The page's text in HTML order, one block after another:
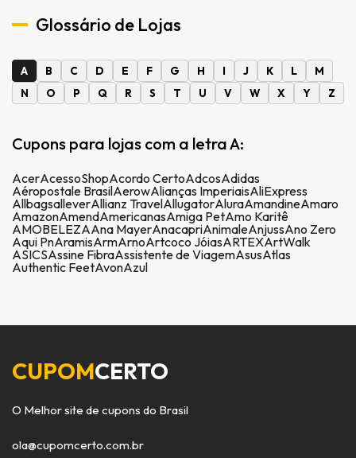
Glossário de Lojas
A B C D E F G H I J K L
M
N
O P Q R S T U V W X Y Z
Cupons para lojas com a letra A:
AcerAcessoShopAcordo CertoAdcosAdidas
Aéropostale BrasilAerowAlianças ImperiaisAliExpress
AllbagsalleverAllianz TravelAllugatorAluraAmandineAmaro
AmazonAmendAmericanasAmiga PetAmo Karitê
AMOBELEZAAna MayerAnacapriAnimaleAnjussAno Zero
Aqui PnAramisArmArnoArtcoco JóiasARTEXArtWalk
ASICSAssine FibraAssistente de ViagemAsusAtlas
Authentic FeetAvonAzul
CUPOMCERTO
O Melhor site de cupons do Brasil
ola@cupomcerto.com.br